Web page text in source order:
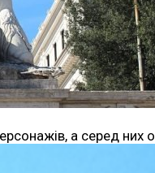
а серед